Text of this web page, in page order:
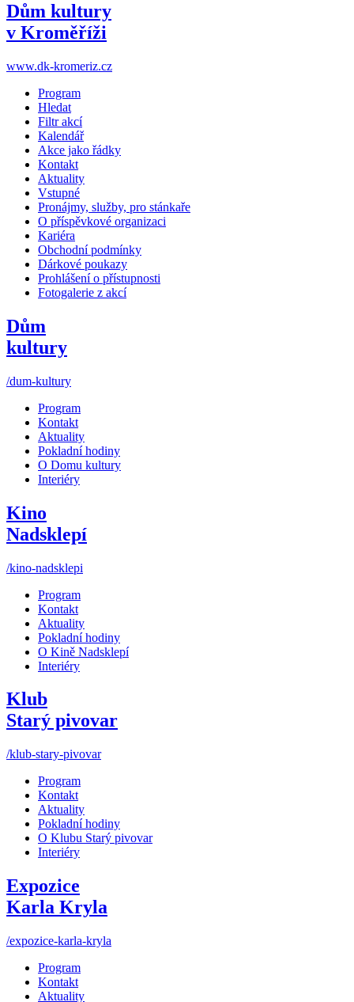
Dům kultury
v Kroměříži
www.dk-kromeriz.cz
Program
Hledat
Filtr akcí
Kalendář
Akce jako řádky
Kontakt
Aktuality
Vstupné
Pronájmy, služby, pro stánkaře
O příspěvkové organizaci
Kariéra
Obchodní podmínky
Dárkové poukazy
Prohlášení o přístupnosti
Fotogalerie z akcí
Dům
kultury
/dum-kultury
Program
Kontakt
Aktuality
Pokladní hodiny
O Domu kultury
Interiéry
Kino
Nadsklepí
/kino-nadsklepi
Program
Kontakt
Aktuality
Pokladní hodiny
O Kině Nadsklepí
Interiéry
Klub
Starý pivovar
/klub-stary-pivovar
Program
Kontakt
Aktuality
Pokladní hodiny
O Klubu Starý pivovar
Interiéry
Expozice
Karla Kryla
/expozice-karla-kryla
Program
Kontakt
Aktuality